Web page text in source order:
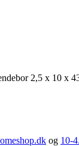
2,5 x 10 x
og 10-